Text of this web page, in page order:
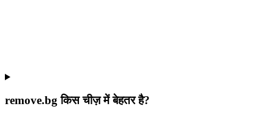
remove.bg किस चीज़ में बेहतर है?